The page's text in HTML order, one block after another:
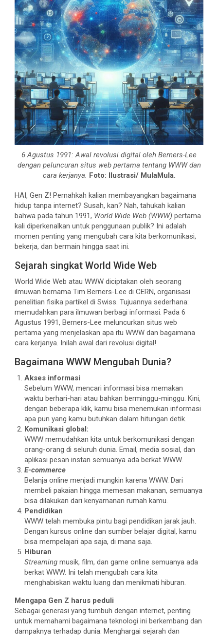
6 Agustus 1991: Awal revolusi digital oleh Berners-Lee
dengan peluncuran situs web pertama tentang WWW dan
cara kerjanya. Foto: Ilustrasi/ MulaMula.
HAI, Gen Z! Pernahkah kalian membayangkan bagaimana
hidup tanpa internet? Susah, kan? Nah, tahukah kalian
bahwa pada tahun 1991, World Wide Web (WWW) pertama
kali diperkenalkan untuk penggunaan publik? Ini adalah
momen penting yang mengubah cara kita berkomunikasi,
bekerja, dan bermain hingga saat ini.
Sejarah singkat World Wide Web
World Wide Web atau WWW diciptakan oleh seorang
ilmuwan bernama Tim Berners-Lee di CERN, organisasi
penelitian fisika partikel di Swiss. Tujuannya sederhana:
memudahkan para ilmuwan berbagi informasi. Pada 6
Agustus 1991, Berners-Lee meluncurkan situs web
pertama yang menjelaskan apa itu WWW dan bagaimana
cara kerjanya. Inilah awal dari revolusi digital!
Bagaimana WWW Mengubah Dunia?
Akses informasi
Sebelum WWW, mencari informasi bisa memakan
waktu berhari-hari atau bahkan berminggu-minggu. Kini,
dengan beberapa klik, kamu bisa menemukan informasi
apa pun yang kamu butuhkan dalam hitungan detik.
Komunikasi global:
WWW memudahkan kita untuk berkomunikasi dengan
orang-orang di seluruh dunia. Email, media sosial, dan
aplikasi pesan instan semuanya ada berkat WWW.
E-commerce
Belanja online menjadi mungkin karena WWW. Dari
membeli pakaian hingga memesan makanan, semuanya
bisa dilakukan dari kenyamanan rumah kamu.
Pendidikan
WWW telah membuka pintu bagi pendidikan jarak jauh.
Dengan kursus online dan sumber belajar digital, kamu
bisa mempelajari apa saja, di mana saja.
Hiburan
Streaming musik, film, dan game online semuanya ada
berkat WWW. Ini telah mengubah cara kita
menghabiskan waktu luang dan menikmati hiburan.
Mengapa Gen Z harus peduli
Sebagai generasi yang tumbuh dengan internet, penting
untuk memahami bagaimana teknologi ini berkembang dan
dampaknya terhadap dunia. Menghargai sejarah dan